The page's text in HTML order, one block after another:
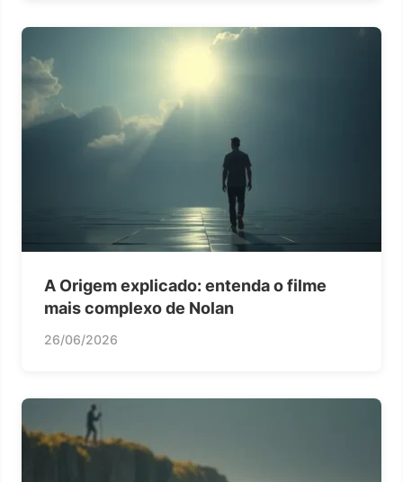
A Origem explicado: entenda o filme
mais complexo de Nolan
26/06/2026